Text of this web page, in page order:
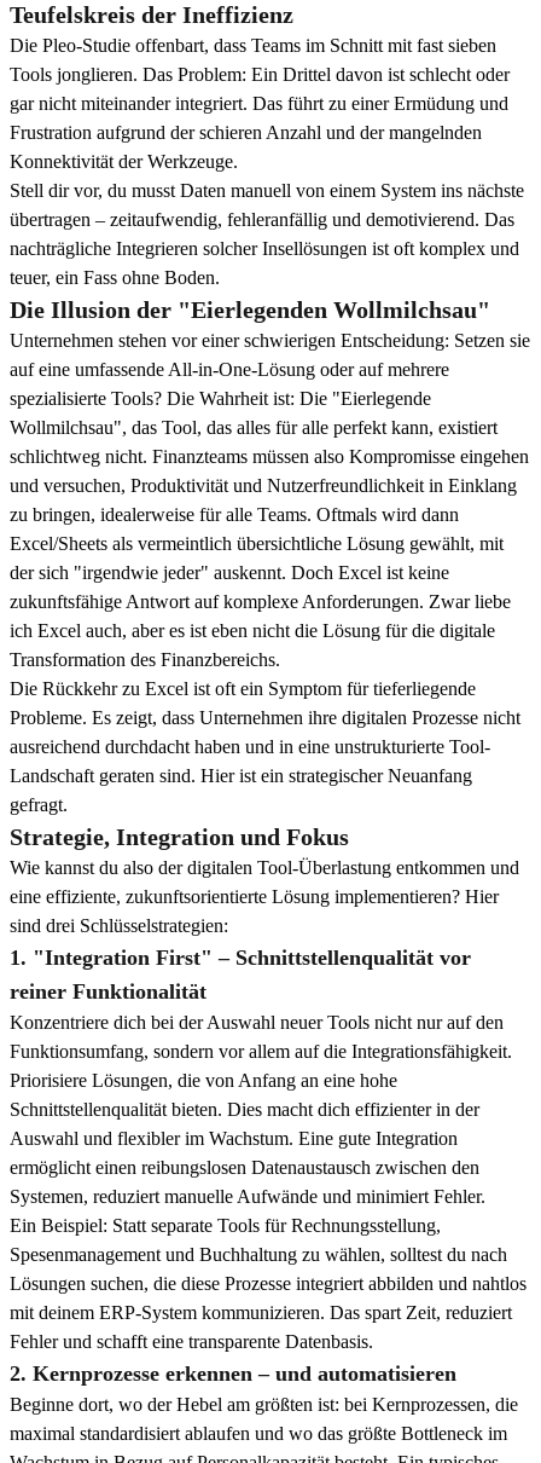
Teufelskreis der Ineffizienz
Die Pleo-Studie offenbart, dass Teams im Schnitt mit fast sieben
Tools jonglieren. Das Problem: Ein Drittel davon ist schlecht oder
gar nicht miteinander integriert. Das führt zu einer Ermüdung und
Frustration aufgrund der schieren Anzahl und der mangelnden
Konnektivität der Werkzeuge.
Stell dir vor, du musst Daten manuell von einem System ins nächste
übertragen – zeitaufwendig, fehleranfällig und demotivierend. Das
nachträgliche Integrieren solcher Insellösungen ist oft komplex und
teuer, ein Fass ohne Boden.
Die Illusion der "Eierlegenden Wollmilchsau"
Unternehmen stehen vor einer schwierigen Entscheidung: Setzen sie
auf eine umfassende All-in-One-Lösung oder auf mehrere
spezialisierte Tools? Die Wahrheit ist: Die "Eierlegende
Wollmilchsau", das Tool, das alles für alle perfekt kann, existiert
schlichtweg nicht. Finanzteams müssen also Kompromisse eingehen
und versuchen, Produktivität und Nutzerfreundlichkeit in Einklang
zu bringen, idealerweise für alle Teams. Oftmals wird dann
Excel/Sheets als vermeintlich übersichtliche Lösung gewählt, mit
der sich "irgendwie jeder" auskennt. Doch Excel ist keine
zukunftsfähige Antwort auf komplexe Anforderungen. Zwar liebe
ich Excel auch, aber es ist eben nicht die Lösung für die digitale
Transformation des Finanzbereichs.
Die Rückkehr zu Excel ist oft ein Symptom für tieferliegende
Probleme. Es zeigt, dass Unternehmen ihre digitalen Prozesse nicht
ausreichend durchdacht haben und in eine unstrukturierte Tool-
Landschaft geraten sind. Hier ist ein strategischer Neuanfang
gefragt.
Strategie, Integration und Fokus
Wie kannst du also der digitalen Tool-Überlastung entkommen und
eine effiziente, zukunftsorientierte Lösung implementieren? Hier
sind drei Schlüsselstrategien:
1. "Integration First" – Schnittstellenqualität vor
reiner Funktionalität
Konzentriere dich bei der Auswahl neuer Tools nicht nur auf den
Funktionsumfang, sondern vor allem auf die Integrationsfähigkeit.
Priorisiere Lösungen, die von Anfang an eine hohe
Schnittstellenqualität bieten. Dies macht dich effizienter in der
Auswahl und flexibler im Wachstum. Eine gute Integration
ermöglicht einen reibungslosen Datenaustausch zwischen den
Systemen, reduziert manuelle Aufwände und minimiert Fehler.
Ein Beispiel: Statt separate Tools für Rechnungsstellung,
Spesenmanagement und Buchhaltung zu wählen, solltest du nach
Lösungen suchen, die diese Prozesse integriert abbilden und nahtlos
mit deinem ERP-System kommunizieren. Das spart Zeit, reduziert
Fehler und schafft eine transparente Datenbasis.
2. Kernprozesse erkennen – und automatisieren
Beginne dort, wo der Hebel am größten ist: bei Kernprozessen, die
maximal standardisiert ablaufen und wo das größte Bottleneck im